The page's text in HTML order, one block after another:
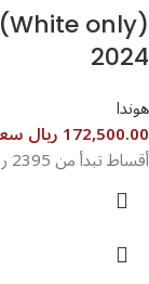
(White only)
2024
هوندا
172,500.00 ريال سعودى
أقساط تبدأ من 2395 ريال